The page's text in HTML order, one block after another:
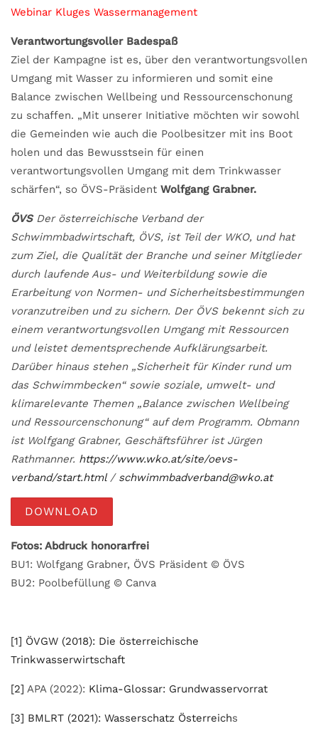
Webinar Kluges Wassermanagement
Verantwortungsvoller Badespaß
Ziel der Kampagne ist es, über den verantwortungsvollen
Umgang mit Wasser zu informieren und somit eine
Balance zwischen Wellbeing und Ressourcenschonung
zu schaffen. „Mit unserer Initiative möchten wir sowohl
die Gemeinden wie auch die Poolbesitzer mit ins Boot
holen und das Bewusstsein für einen
verantwortungsvollen Umgang mit dem Trinkwasser
schärfen“, so ÖVS-Präsident Wolfgang Grabner.
ÖVS Der österreichische Verband der
Schwimmbadwirtschaft, ÖVS, ist Teil der WKO, und hat
zum Ziel, die Qualität der Branche und seiner Mitglieder
durch laufende Aus- und Weiterbildung sowie die
Erarbeitung von Normen- und Sicherheitsbestimmungen
voranzutreiben und zu sichern. Der ÖVS bekennt sich zu
einem verantwortungs­vollen Umgang mit Ressourcen
und leistet dementsprechende Aufklärungsarbeit.
Darüber hinaus stehen „Sicherheit für Kinder rund um
das Schwimmbecken“ sowie soziale, umwelt- und
klimarelevante Themen „Balance zwischen Wellbeing
und Ressourcenschonung“ auf dem Programm. Obmann
ist Wolfgang Grabner, Geschäftsführer ist Jürgen
Rathmanner. https://www.wko.at/site/oevs-
verband/start.html/ schwimmbadverband@wko.at
DOWNLOAD
Fotos: Abdruck honorarfrei
BU1: Wolfgang Grabner, ÖVS Präsident © ÖVS
BU2: Poolbefüllung © Canva
[1] ÖVGW (2018): Die österreichische
Trinkwasserwirtschaft
[2] APA (2022): Kli­ma-Glos­sar: Grundwasservorrat
[3] BMLRT (2021): Wasserschatz Österreichs